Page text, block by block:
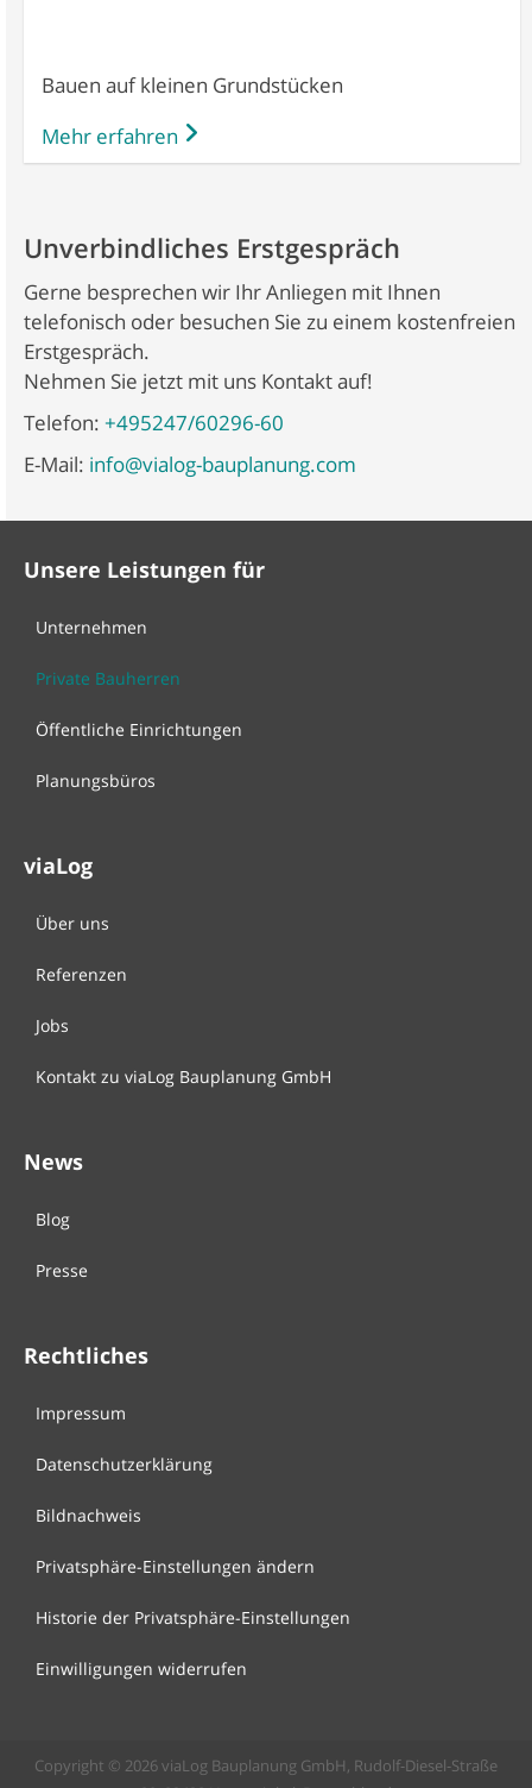
Bauen auf kleinen Grundstücken
Mehr erfahren
Unverbindliches Erstgespräch
Gerne besprechen wir Ihr Anliegen mit Ihnen
telefonisch oder besuchen Sie zu einem kostenfreien
Erstgespräch.
Nehmen Sie jetzt mit uns Kontakt auf!
Telefon: +495247/60296-60
E-Mail: info@vialog-bauplanung.com
Unsere Leistungen für
Unternehmen
Private Bauherren
Öffentliche Einrichtungen
Planungsbüros
viaLog
Über uns
Referenzen
Jobs
Kontakt zu viaLog Bauplanung GmbH
News
Blog
Presse
Rechtliches
Impressum
Datenschutzerklärung
Bildnachweis
Privatsphäre-Einstellungen ändern
Historie der Privatsphäre-Einstellungen
Einwilligungen widerrufen
Copyright © 2026 viaLog Bauplanung GmbH, Rudolf-Diesel-Straße